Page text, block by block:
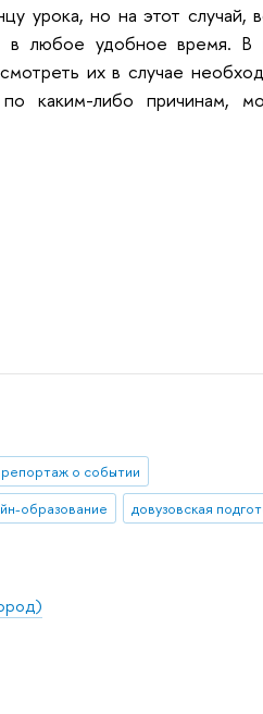
урока, но на этот случай,
в любое удобное время. В
их в случае
каким-либо причинам,
репортаж о событии
образование довузовская